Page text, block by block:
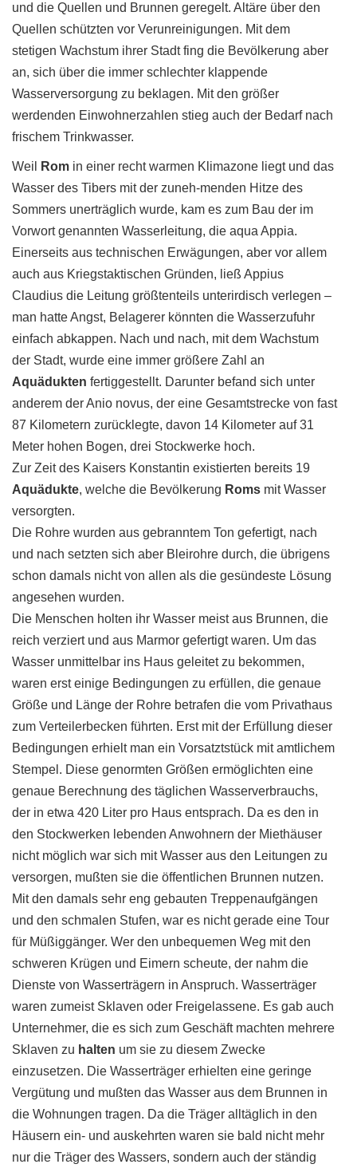
und die Quellen und Brunnen geregelt. Altäre über den
Quellen schützten vor Verunreinigungen. Mit dem
stetigen Wachstum ihrer Stadt fing die Bevölkerung aber
an, sich über die immer schlechter klappende
Wasserversorgung zu beklagen. Mit den größer
werdenden Einwohnerzahlen stieg auch der Bedarf nach
frischem Trinkwasser.
Weil Rom in einer recht warmen Klimazone liegt und das
Wasser des Tibers mit der zuneh-menden Hitze des
Sommers unerträglich wurde, kam es zum Bau der im
Vorwort genannten Wasserleitung, die aqua Appia.
Einerseits aus technischen Erwägungen, aber vor allem
auch aus Kriegstaktischen Gründen, ließ Appius
Claudius die Leitung größtenteils unterirdisch verlegen –
man hatte Angst, Belagerer könnten die Wasserzufuhr
einfach abkappen. Nach und nach, mit dem Wachstum
der Stadt, wurde eine immer größere Zahl an
Aquädukten fertiggestellt. Darunter befand sich unter
anderem der Anio novus, der eine Gesamtstrecke von fast
87 Kilometern zurücklegte, davon 14 Kilometer auf 31
Meter hohen Bogen, drei Stockwerke hoch.
Zur Zeit des Kaisers Konstantin existierten bereits 19
Aquädukte, welche die Bevölkerung Roms mit Wasser
versorgten.
Die Rohre wurden aus gebranntem Ton gefertigt, nach
und nach setzten sich aber Bleirohre durch, die übrigens
schon damals nicht von allen als die gesündeste Lösung
angesehen wurden.
Die Menschen holten ihr Wasser meist aus Brunnen, die
reich verziert und aus Marmor gefertigt waren. Um das
Wasser unmittelbar ins Haus geleitet zu bekommen,
waren erst einige Bedingungen zu erfüllen, die genaue
Größe und Länge der Rohre betrafen die vom Privathaus
zum Verteilerbecken führten. Erst mit der Erfüllung dieser
Bedingungen erhielt man ein Vorsatztstück mit amtlichem
Stempel. Diese genormten Größen ermöglichten eine
genaue Berechnung des täglichen Wasserverbrauchs,
der in etwa 420 Liter pro Haus entsprach. Da es den in
den Stockwerken lebenden Anwohnern der Miethäuser
nicht möglich war sich mit Wasser aus den Leitungen zu
versorgen, mußten sie die öffentlichen Brunnen nutzen.
Mit den damals sehr eng gebauten Treppenaufgängen
und den schmalen Stufen, war es nicht gerade eine Tour
für Müßiggänger. Wer den unbequemen Weg mit den
schweren Krügen und Eimern scheute, der nahm die
Dienste von Wasserträgern in Anspruch. Wasserträger
waren zumeist Sklaven oder Freigelassene. Es gab auch
Unternehmer, die es sich zum Geschäft machten mehrere
Sklaven zu halten um sie zu diesem Zwecke
einzusetzen. Die Wasserträger erhielten eine geringe
Vergütung und mußten das Wasser aus dem Brunnen in
die Wohnungen tragen. Da die Träger alltäglich in den
Häusern ein- und auskehrten waren sie bald nicht mehr
nur die Träger des Wassers, sondern auch der ständig